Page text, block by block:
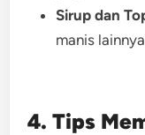
Sirup dan
manis
4. Tips